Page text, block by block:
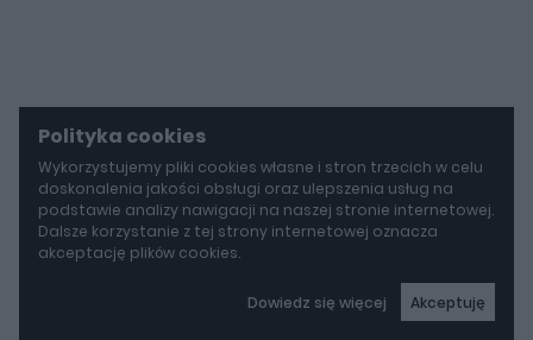
Polityka cookies
Wykorzystujemy pliki cookies własne i stron trzecich w celu
doskonalenia jakości obsługi oraz ulepszenia usług na
podstawie analizy nawigacji na naszej stronie internetowej.
Dalsze korzystanie z tej strony internetowej oznacza
akceptację plików cookies.
Dowiedz się więcej Akceptuję